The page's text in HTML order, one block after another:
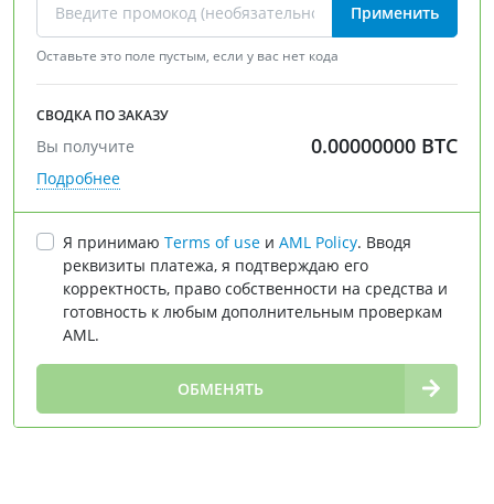
Применить
Оставьте это поле пустым, если у вас нет кода
СВОДКА ПО ЗАКАЗУ
Вы получите 0.00000000 BTC
Подробнее
Я принимаю Terms of use и AML Policy. Вводя
реквизиты платежа, я подтверждаю его
корректность, право собственности на средства и
готовность к любым дополнительным проверкам
AML.
ОБМЕНЯТЬ